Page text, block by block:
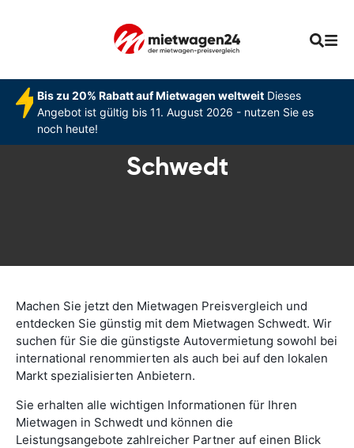
Bis zu 20% Rabatt auf Mietwagen weltweitDieses
Angebot ist gültig bis 11. August 2026 - nutzen Sie es
noch heute!
Schwedt
Machen Sie jetzt den Mietwagen Preisvergleich und
entdecken Sie günstig mit dem Mietwagen Schwedt. Wir
suchen für Sie die günstigste Autovermietung sowohl bei
international renommierten als auch bei auf den lokalen
Markt spezialisierten Anbietern.
Sie erhalten alle wichtigen Informationen für Ihren
Mietwagen in Schwedt und können die
Leistungsangebote zahlreicher Partner auf einen Blick